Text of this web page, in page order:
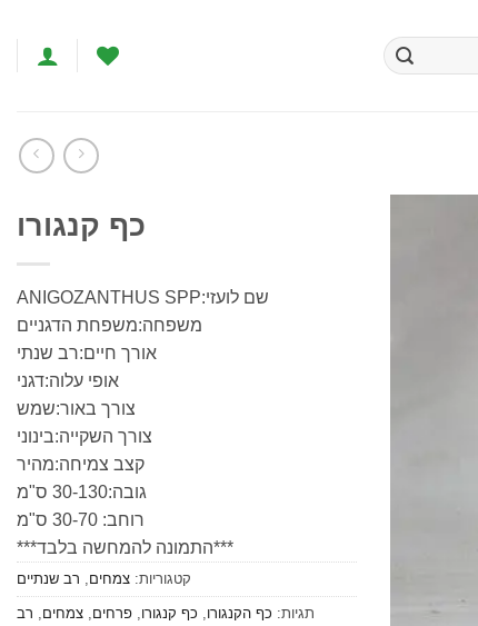
כף קנגורו
שם לועזי:ANIGOZANTHUS SPP
משפחה:משפחת הדגניים
אורך חיים:רב שנתי
אופי עלוה:דגני
צורך באור:שמש
צורך השקייה:בינוני
קצב צמיחה:מהיר
גובה:30-130 ס"מ
רוחב: 30-70 ס"מ
***התמונה להמחשה בלבד***
קטגוריות: צמחים, רב שנתיים
תגיות: כף הקנגורו, כף קנגורו, פרחים, צמחים, רב